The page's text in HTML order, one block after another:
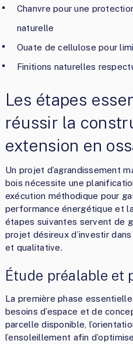
Chanvre pour une
naturelle
Ouate de cellulose pour
Finitions naturelles
Les étapes
réussir la
extension en
Un projet d’agrandissement
bois nécessite une
exécution méthodique pour
performance énergétique et
étapes suivantes servent de
projet désireux d’investir
et qualitative.
Étude préalable et
La première phase
besoins d’espace et de
parcelle disponible,
l’ensoleillement afin